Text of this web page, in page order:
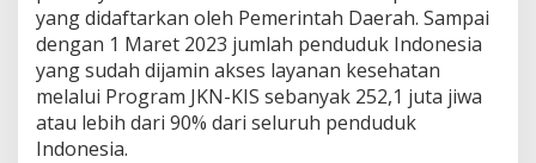
I
d
o
n
e
yang didaftarkan oleh Pemerintah Daerah. Sampai
dengan 1 Maret 2023 jumlah penduduk Indonesia
yang sudah dijamin akses layanan kesehatan
melalui Program JKN-KIS sebanyak 252,1 juta jiwa
atau lebih dari 90% dari seluruh penduduk
Indonesia.